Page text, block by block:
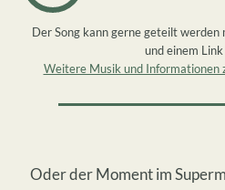
Der Song kann gerne geteilt werden
und einem
Weitere Musik und Informationen
Oder der Moment im